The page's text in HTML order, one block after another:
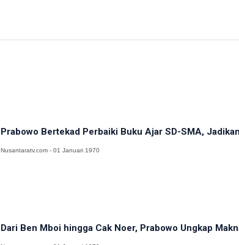
Prabowo Bertekad Perbaiki Buku Ajar SD-SMA,
Nusantaratv.com - 01 Januari 1970
Dari Ben Mboi hingga Cak Noer, Prabowo Ungkap